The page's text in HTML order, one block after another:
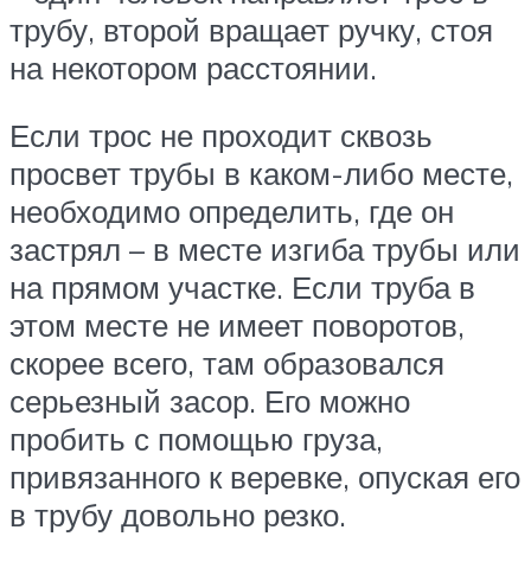
трубу, второй вращает ручку, стоя
на некотором расстоянии.
Если трос не проходит сквозь
просвет трубы в каком-либо месте,
необходимо определить, где он
застрял – в месте изгиба трубы или
на прямом участке. Если труба в
этом месте не имеет поворотов,
скорее всего, там образовался
серьезный засор. Его можно
пробить с помощью груза,
привязанного к веревке, опуская его
в трубу довольно резко.